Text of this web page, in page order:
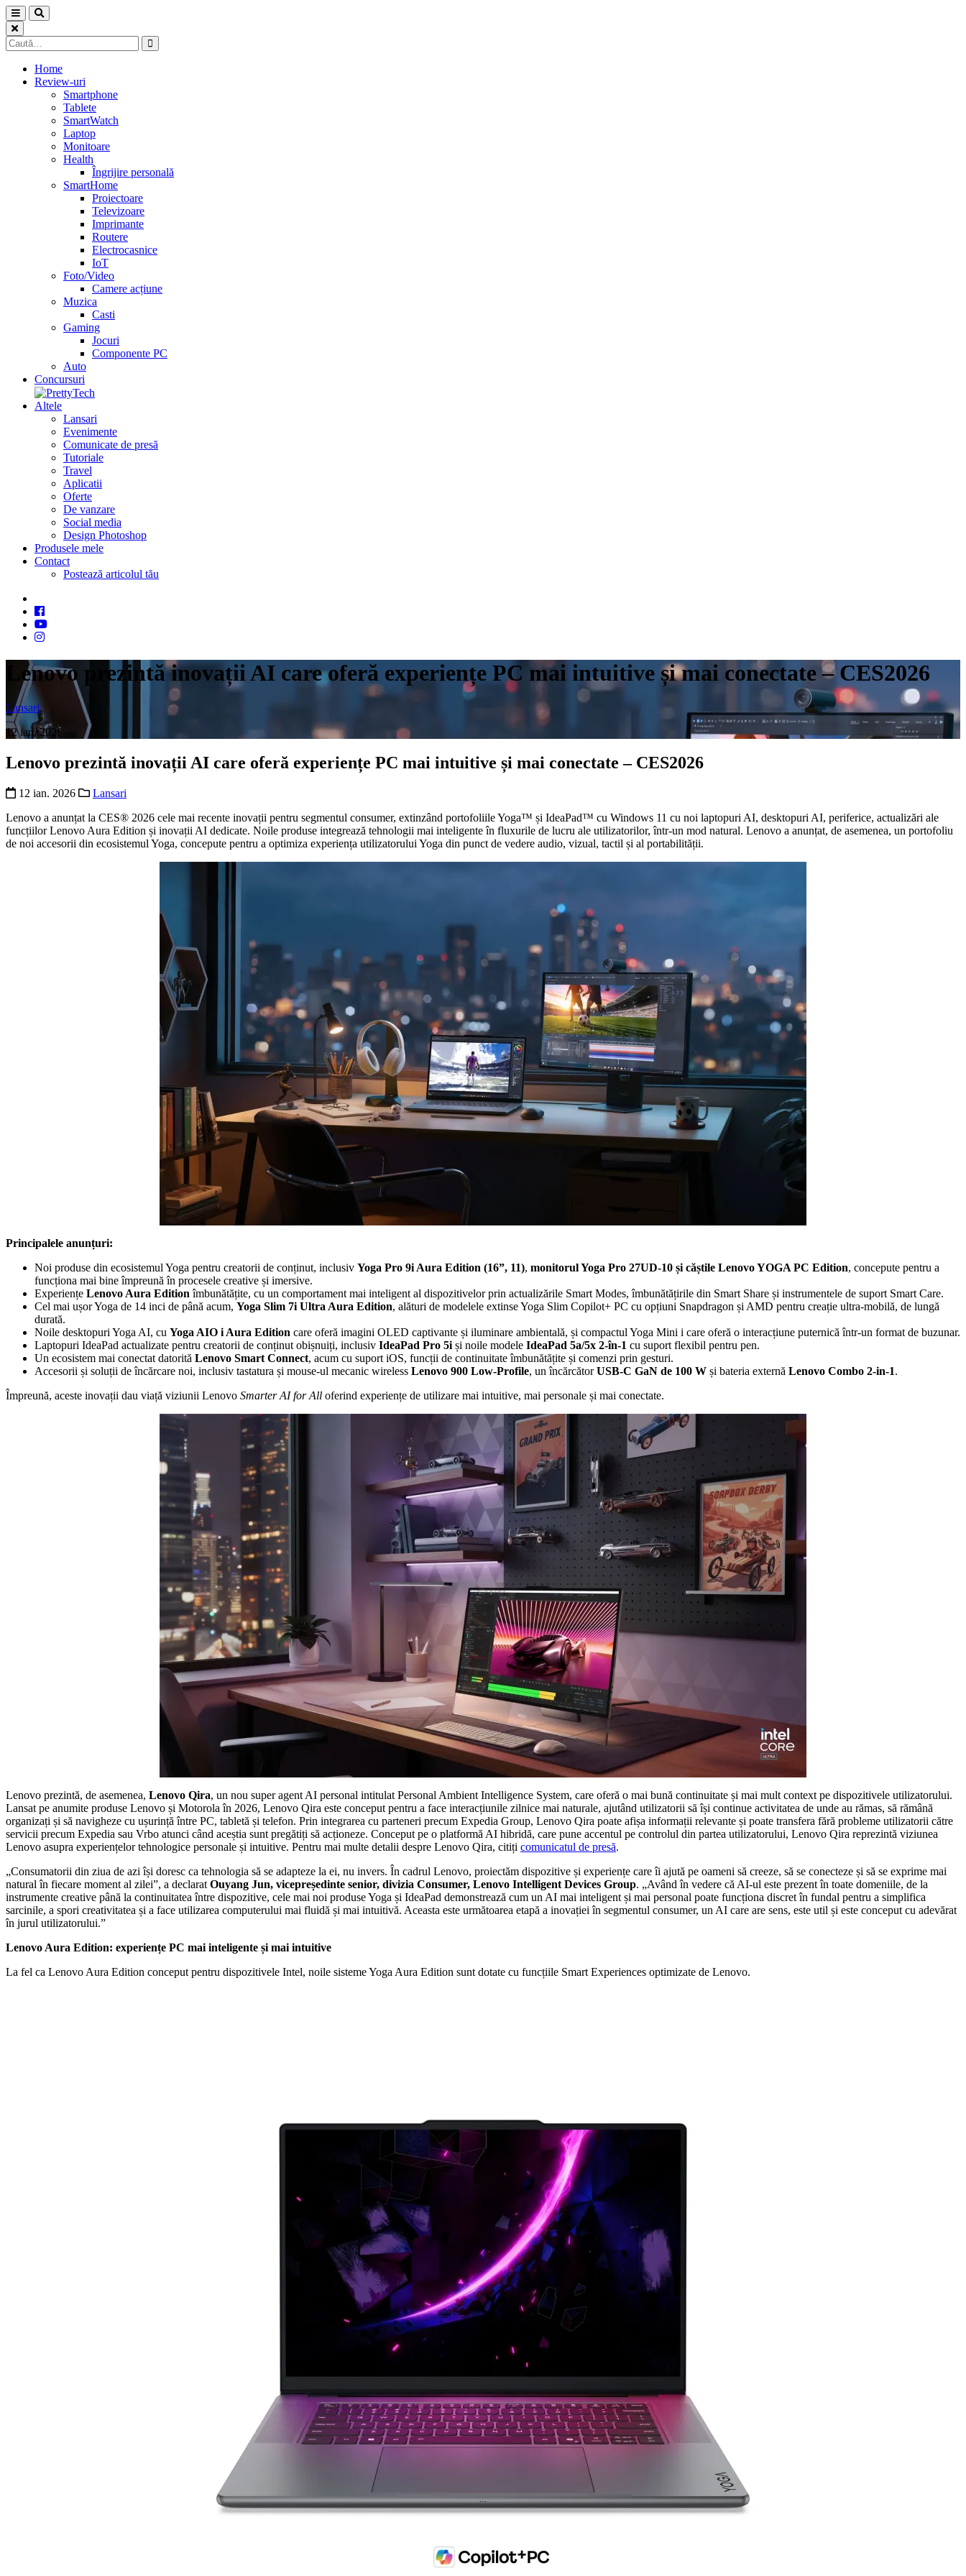
Skip
to
content
Caută
după:
Home
Review-uri
Smartphone
Tablete
SmartWatch
Laptop
Monitoare
Health
Îngrijire personală
SmartHome
Proiectoare
Televizoare
Imprimante
Routere
Electrocasnice
IoT
Foto/Video
Camere acțiune
Muzica
Casti
Gaming
Jocuri
Componente PC
Auto
Concursuri
Altele
Lansari
Evenimente
Comunicate de presă
Tutoriale
Travel
Aplicatii
Oferte
De vanzare
Social media
Design Photoshop
Produsele mele
Contact
Postează articolul tău
Lenovo prezintă inovații AI care oferă experiențe PC mai intuitive și mai conectate – CES2026
Lansari
12 ian. 2026
Lenovo prezintă inovații AI care oferă experiențe PC mai intuitive și mai conectate – CES2026
12 ian. 2026
Lansari
Lenovo a anunțat la CES® 2026 cele mai recente inovații pentru segmentul consumer, extinzând portofoliile Yoga™ și IdeaPad™ cu Windows 11 cu noi laptopuri AI, desktopuri AI, periferice, actualizări ale
funcțiilor Lenovo Aura Edition și inovații AI dedicate. Noile produse integrează tehnologii mai inteligente în fluxurile de lucru ale utilizatorilor, într-un mod natural. Lenovo a anunțat, de asemenea, un portofoliu
de noi accesorii din ecosistemul Yoga, concepute pentru a optimiza experiența utilizatorului Yoga din punct de vedere audio, vizual, tactil și al portabilității.
Principalele anunțuri:
Noi produse din ecosistemul Yoga pentru creatorii de conținut, inclusiv Yoga Pro 9i Aura Edition (16”, 11), monitorul Yoga Pro 27UD-10 și căștile Lenovo YOGA PC Edition, concepute pentru a
funcționa mai bine împreună în procesele creative și imersive.
Experiențe Lenovo Aura Edition îmbunătățite, cu un comportament mai inteligent al dispozitivelor prin actualizările Smart Modes, îmbunătățirile din Smart Share și instrumentele de suport Smart Care.
Cel mai ușor Yoga de 14 inci de până acum, Yoga Slim 7i Ultra Aura Edition, alături de modelele extinse Yoga Slim Copilot+ PC cu opțiuni Snapdragon și AMD pentru creație ultra-mobilă, de lungă
durată.
Noile desktopuri Yoga AI, cu Yoga AIO i Aura Edition care oferă imagini OLED captivante și iluminare ambientală, și compactul Yoga Mini i care oferă o interacțiune puternică într-un format de buzunar.
Laptopuri IdeaPad actualizate pentru creatorii de conținut obișnuiți, inclusiv IdeaPad Pro 5i și noile modele IdeaPad 5a/5x 2-în-1 cu suport flexibil pentru pen.
Un ecosistem mai conectat datorită Lenovo Smart Connect, acum cu suport iOS, funcții de continuitate îmbunătățite și comenzi prin gesturi.
Accesorii și soluții de încărcare noi, inclusiv tastatura și mouse-ul mecanic wireless Lenovo 900 Low-Profile, un încărcătorUSB-C GaN de 100 W și bateria externă Lenovo Combo 2-in-1.
Împreună, aceste inovații dau viață viziunii Lenovo Smarter AI for All oferind experiențe de utilizare mai intuitive, mai personale și mai conectate.
Lenovo prezintă, de asemenea, Lenovo Qira, un nou super agent AI personal intitulat Personal Ambient Intelligence System, care oferă o mai bună continuitate și mai mult context pe dispozitivele utilizatorului.
Lansat pe anumite produse Lenovo și Motorola în 2026, Lenovo Qira este conceput pentru a face interacțiunile zilnice mai naturale, ajutând utilizatorii să își continue activitatea de unde au rămas, să rămână
organizați și să navigheze cu ușurință între PC, tabletă și telefon. Prin integrarea cu parteneri precum Expedia Group, Lenovo Qira poate afișa informații relevante și poate transfera fără probleme utilizatorii către
servicii precum Expedia sau Vrbo atunci când aceștia sunt pregătiți să acționeze. Conceput pe o platformă AI hibridă, care pune accentul pe controlul din partea utilizatorului, Lenovo Qira reprezintă viziunea
Lenovo asupra experiențelor tehnologice personale și intuitive. Pentru mai multe detalii despre Lenovo Qira, citiți comunicatul de presă.
„Consumatorii din ziua de azi își doresc ca tehnologia să se adapteze la ei, nu invers. În cadrul Lenovo, proiectăm dispozitive și experiențe care îi ajută pe oameni să creeze, să se conecteze și să se exprime mai
natural în fiecare moment al zilei”, a declarat Ouyang Jun, vicepreședinte senior, divizia Consumer, Lenovo Intelligent Devices Group. „Având în vedere că AI-ul este prezent în toate domeniile, de la
instrumente creative până la continuitatea între dispozitive, cele mai noi produse Yoga și IdeaPad demonstrează cum un AI mai inteligent și mai personal poate funcționa discret în fundal pentru a simplifica
sarcinile, a spori creativitatea și a face utilizarea computerului mai fluidă și mai intuitivă. Aceasta este următoarea etapă a inovației în segmentul consumer, un AI care are sens, este util și este conceput cu adevărat
în jurul utilizatorului.”
Lenovo Aura Edition: experiențe PC mai inteligente și mai intuitive
La fel ca Lenovo Aura Edition conceput pentru dispozitivele Intel, noile sisteme Yoga Aura Edition sunt dotate cu funcțiile Smart Experiences optimizate de Lenovo.